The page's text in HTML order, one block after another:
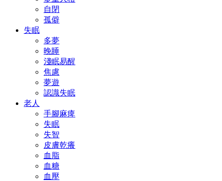
自閉
孤僻
失眠
多夢
晚睡
淺眠易醒
焦慮
夢遊
認識失眠
老人
手腳麻痺
失眠
失智
皮膚乾癢
血脂
血糖
血壓